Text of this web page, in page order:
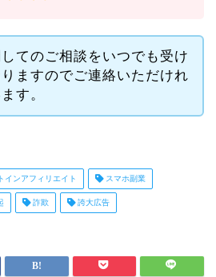
てのご相談をいつでも受け
ますのでご連絡いただけれ
す。
インアフィリエイト スマホ副業
詐欺 誇大広告